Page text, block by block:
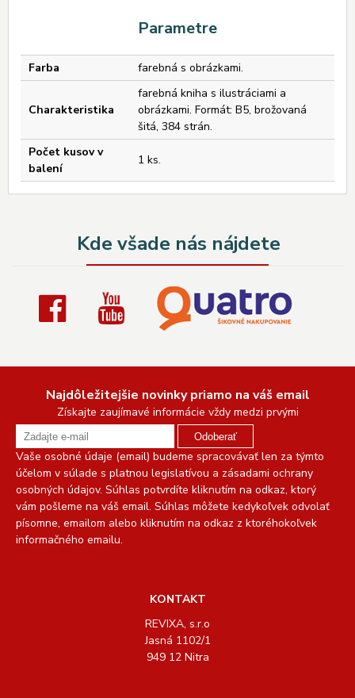
Parametre
Farba farebná s obrázkami.
Charakteristika
farebná kniha s ilustráciami a
obrázkami. Formát: B5, brožovaná
šitá, 384 strán.
Počet kusov v
balení
1 ks.
Kde všade nás nájdete
Najdôležitejšie novinky priamo na váš email
Získajte zaujímavé informácie vždy medzi prvými
Odoberať
Vaše osobné údaje (email) budeme spracovávať len za týmto
účelom v súlade s platnou legislatívou a zásadami ochrany
osobných údajov. Súhlas potvrdíte kliknutím na odkaz, ktorý
vám pošleme na váš email. Súhlas môžete kedykoľvek odvolať
písomne, emailom alebo kliknutím na odkaz z ktoréhokoľvek
informačného emailu.
KONTAKT
REVIXA, s.r.o
Jasná 1102/1
949 12 Nitra